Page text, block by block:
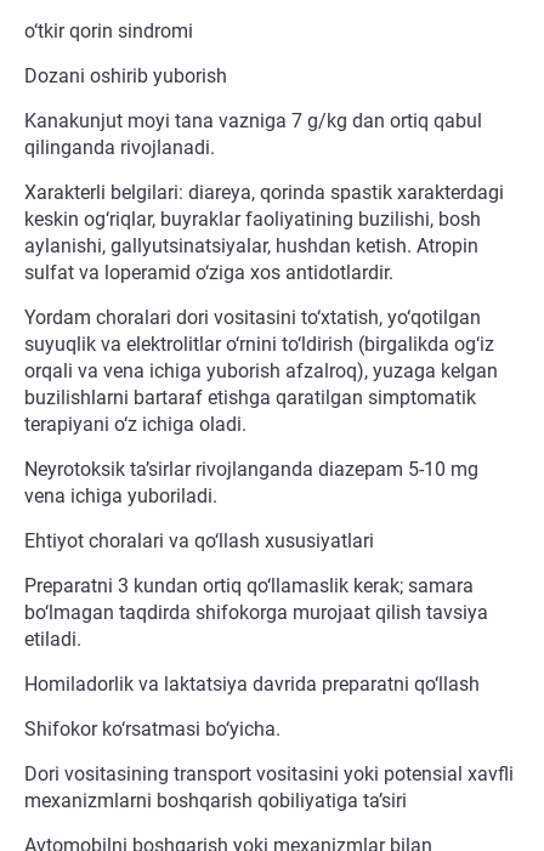
o‘tkir qorin sindromi
Dozani oshirib yuborish
Kanakunjut moyi tana vazniga 7 g/kg dan ortiq qabul
qilinganda rivojlanadi.
Xarakterli belgilari: diareya, qorinda spastik xarakterdagi
keskin og‘riqlar, buyraklar faoliyatining buzilishi, bosh
aylanishi, gallyutsinatsiyalar, hushdan ketish. Atropin
sulfat va loperamid o‘ziga xos antidotlardir.
Yordam choralari dori vositasini to‘xtatish, yo‘qotilgan
suyuqlik va elektrolitlar o‘rnini to‘ldirish (birgalikda og‘iz
orqali va vena ichiga yuborish afzalroq), yuzaga kelgan
buzilishlarni bartaraf etishga qaratilgan simptomatik
terapiyani o‘z ichiga oladi.
Neyrotoksik ta’sirlar rivojlanganda diazepam 5-10 mg
vena ichiga yuboriladi.
Ehtiyot choralari va qo‘llash xususiyatlari
Preparatni 3 kundan ortiq qo‘llamaslik kerak; samara
bo‘lmagan taqdirda shifokorga murojaat qilish tavsiya
etiladi.
Homiladorlik va laktatsiya davrida preparatni qo‘llash
Shifokor ko‘rsatmasi bo‘yicha.
Dori vositasining transport vositasini yoki potensial xavfli
mexanizmlarni boshqarish qobiliyatiga ta’siri
Avtomobilni boshqarish yoki mexanizmlar bilan